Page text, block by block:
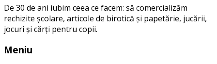
De 30 de ani iubim ceea ce facem: să comercializăm
rechizite școlare, articole de birotică și papetărie, jucării,
jocuri și cărți pentru copii.
Meniu